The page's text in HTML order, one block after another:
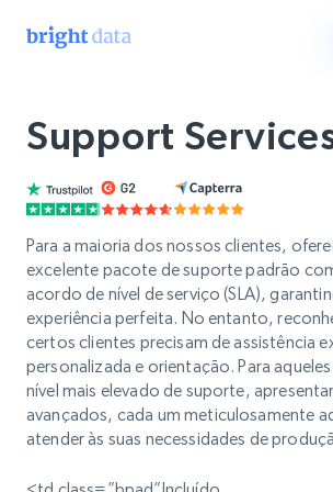
Support
Para a maioria dos nossos clientes,
excelente pacote de suporte padrão
acordo de nível de serviço (SLA),
experiência perfeita. No entanto,
certos clientes precisam de assistência
personalizada e orientação. Para
nível mais elevado de suporte,
avançados, cada um meticulosamente
atender às suas necessidades de